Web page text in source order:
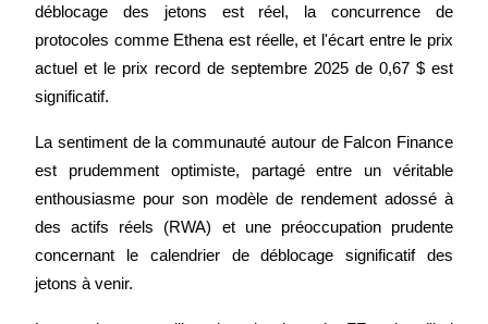
déblocage des jetons est réel, la concurrence de
protocoles comme Ethena est réelle, et l'écart entre le prix
actuel et le prix record de septembre 2025 de 0,67 $ est
significatif.
La sentiment de la communauté autour de Falcon Finance
est prudemment optimiste, partagé entre un véritable
enthousiasme pour son modèle de rendement adossé à
des actifs réels (RWA) et une préoccupation prudente
concernant le calendrier de déblocage significatif des
jetons à venir.